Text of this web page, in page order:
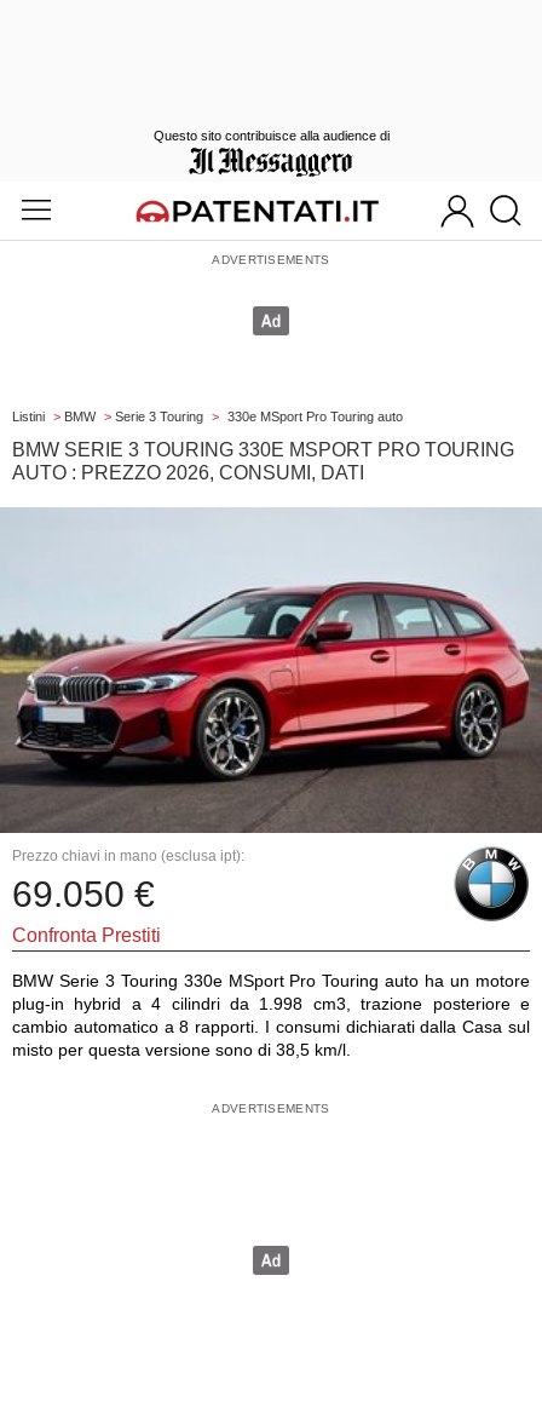
Listini > BMW > Serie 3 Touring > 330e MSport Pro Touring auto
BMW SERIE 3 TOURING 330E MSPORT PRO TOURING
AUTO : PREZZO 2026, CONSUMI, DATI
Prezzo chiavi in mano (esclusa ipt):
69.050 €
Confronta Prestiti
BMW Serie 3 Touring 330e MSport Pro Touring auto ha un motore
plug-in hybrid a 4 cilindri da 1.998 cm3, trazione posteriore e
cambio automatico a 8 rapporti. I consumi dichiarati dalla Casa sul
misto per questa versione sono di 38,5 km/l.
Questo sito contribuisce alla audience di